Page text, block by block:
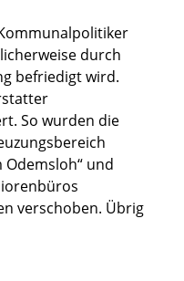
durch
befriedigt wird.
So wurden die
und
verschoben. Übrig